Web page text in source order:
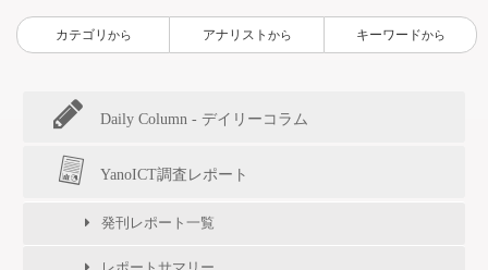
カテゴリ から アナリスト から キーワードから
Daily Column - デイリーコラム
YanoICT調査レポート
発刊レポート一覧